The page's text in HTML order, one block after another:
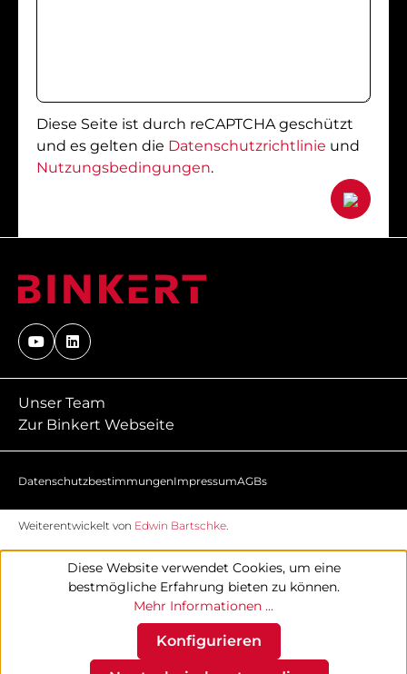
Diese Seite ist durch reCAPTCHA geschützt
und es gelten die Datenschutzrichtlinie und
Nutzungsbedingungen.
Unser Team
Zur Binkert Webseite
DatenschutzbestimmungenImpressumAGBs
Weiterentwickelt von Edwin Bartschke.
Diese Website verwendet Cookies, um eine
bestmögliche Erfahrung bieten zu können.
Mehr Informationen ...
Konfigurieren